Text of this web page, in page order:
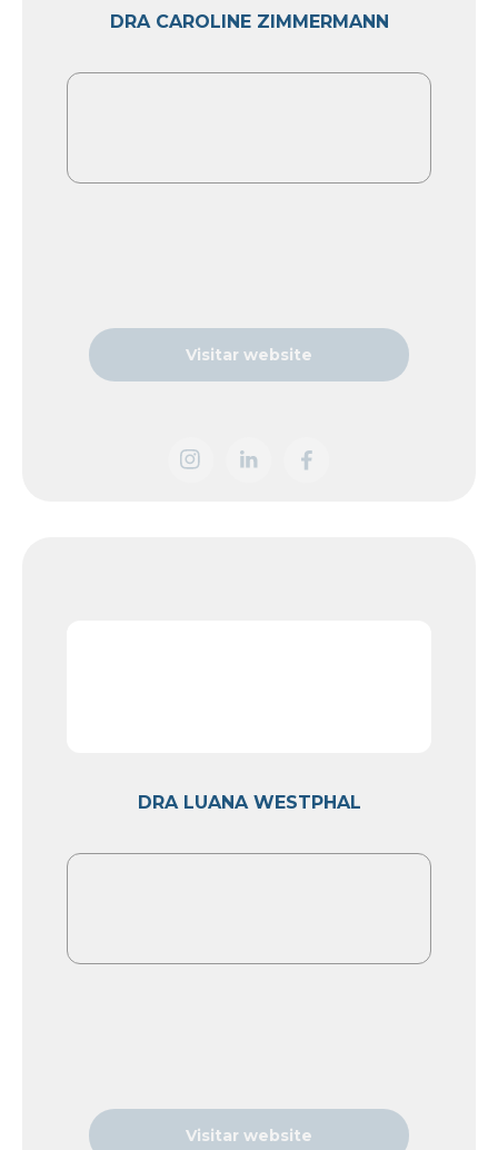
DRA CAROLINE ZIMMERMANN
Visitar website
DRA LUANA WESTPHAL
Visitar website